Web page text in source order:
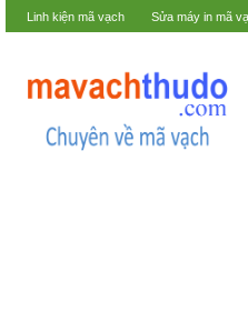
Linh kiện mã vạch Sửa máy in mã